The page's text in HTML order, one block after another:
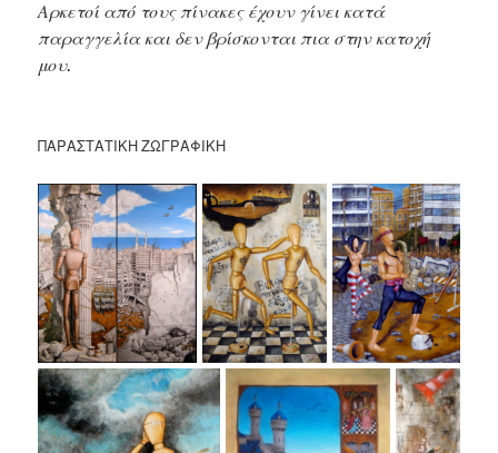
Αρκετοί από τους πίνακες έχουν γίνει κατά
παραγγελία και δεν βρίσκονται πια στην κατοχή
μου.
ΠΑΡΑΣΤΑΤΙΚΉ ΖΩΓΡΑΦΙΚΉ